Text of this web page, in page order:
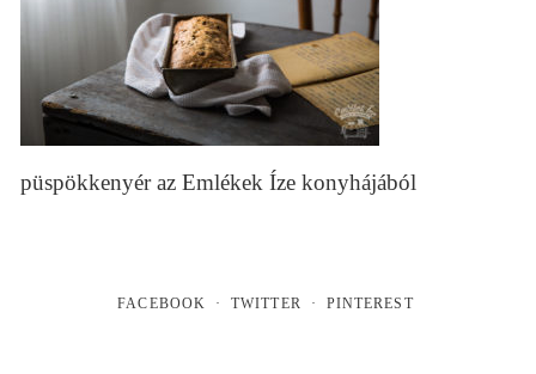
püspökkenyér az Emlékek Íze konyhájából
FACEBOOK TWITTER PINTEREST